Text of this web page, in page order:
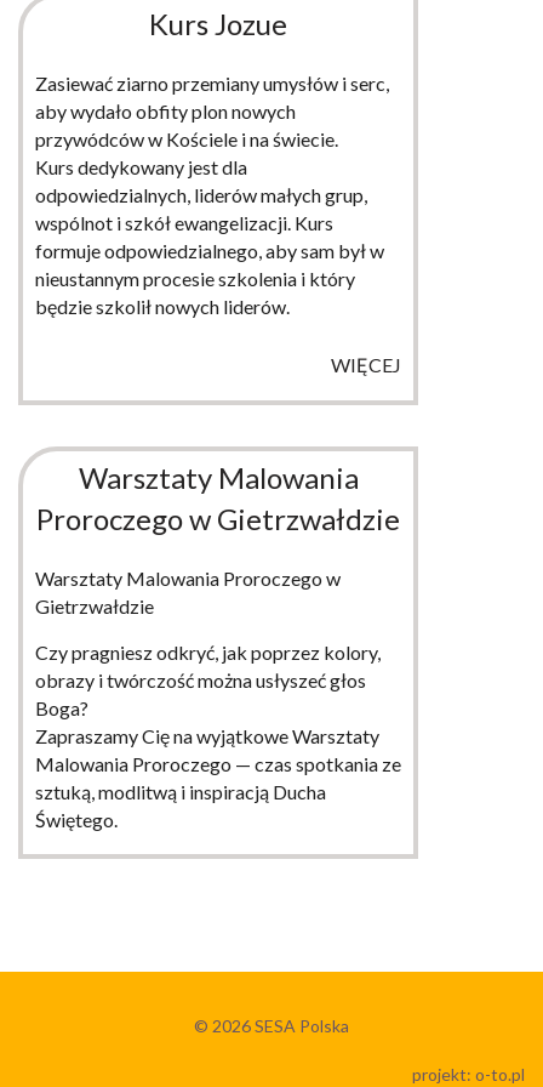
Kurs Jozue
Zasiewać ziarno przemiany umysłów i serc,
aby wydało obfity plon nowych
przywódców w Kościele i na świecie.
Kurs dedykowany jest dla
odpowiedzialnych, liderów małych grup,
wspólnot i szkół ewangelizacji. Kurs
formuje odpowiedzialnego, aby sam był w
nieustannym procesie szkolenia i który
będzie szkolił nowych liderów.
WIĘCEJ
Warsztaty Malowania
Proroczego w Gietrzwałdzie
Warsztaty Malowania Proroczego w
Gietrzwałdzie
Czy pragniesz odkryć, jak poprzez kolory,
obrazy i twórczość można usłyszeć głos
Boga?
Zapraszamy Cię na wyjątkowe Warsztaty
Malowania Proroczego — czas spotkania ze
sztuką, modlitwą i inspiracją Ducha
Świętego.
© 2026SESA Polska
projekt: o-to.pl